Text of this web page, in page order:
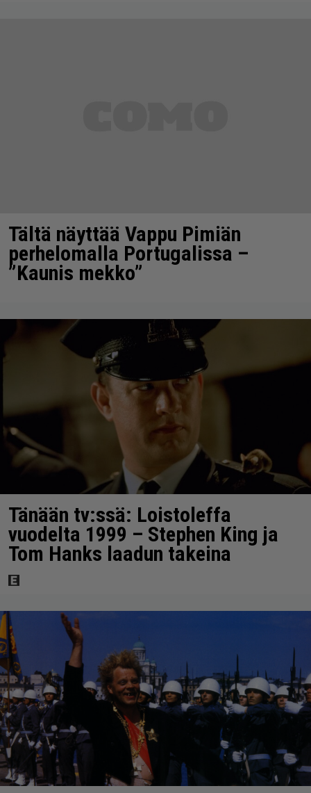
Tältä näyttää Vappu Pimiän
perhelomalla Portugalissa –
”Kaunis mekko”
Tänään tv:ssä: Loistoleffa
vuodelta 1999 – Stephen King ja
Tom Hanks laadun takeina